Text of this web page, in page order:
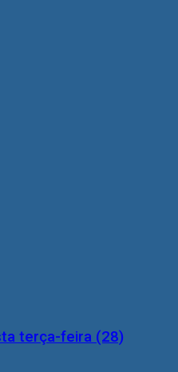
terça-feira (28)